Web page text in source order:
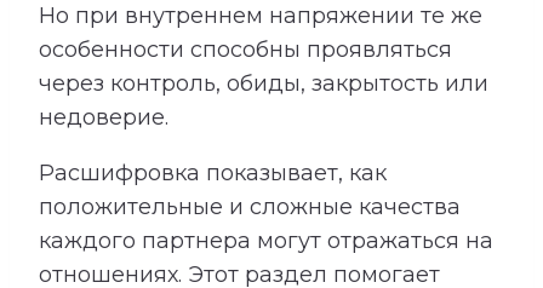
Но при внутреннем напряжении те же
особенности способны проявляться
через контроль, обиды, закрытость или
недоверие.
Расшифровка показывает, как
положительные и сложные качества
каждого партнера могут отражаться на
отношениях. Этот раздел помогает